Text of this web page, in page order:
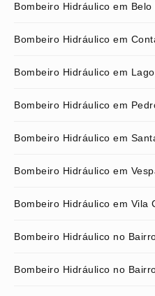
Bombeiro Hidráulico em Belo
Bombeiro Hidráulico em
Bombeiro Hidráulico em
Bombeiro Hidráulico em
Bombeiro Hidráulico em
Bombeiro Hidráulico em
Bombeiro Hidráulico em Vila
Bombeiro Hidráulico no
Bombeiro Hidráulico no